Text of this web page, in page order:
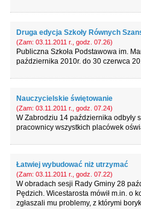
Druga edycja Szkoły Równych
(Zam: 03.11.2011 r., godz. 07.26)
Publiczna Szkoła Podstawowa im.
października 2010r. do 30 czerwca
Nauczycielskie świętowanie
(Zam: 03.11.2011 r., godz. 07.24)
W Zabrodziu 14 października odbyły
pracownicy wszystkich placówek
Łatwiej wybudować niż utrzymać
(Zam: 03.11.2011 r., godz. 07.22)
W obradach sesji Rady Gminy 28
Pędzich. Wicestarosta mówił m.in. o
zgłaszali mu problemy, z którymi